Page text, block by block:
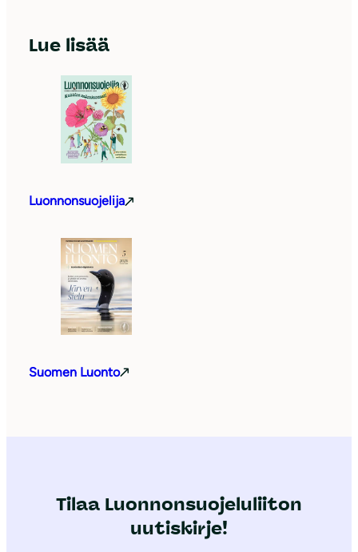
Lue lisää
Luonnonsuojelija
Suomen Luonto
Tilaa Luonnonsuojeluliiton
uutiskirje!